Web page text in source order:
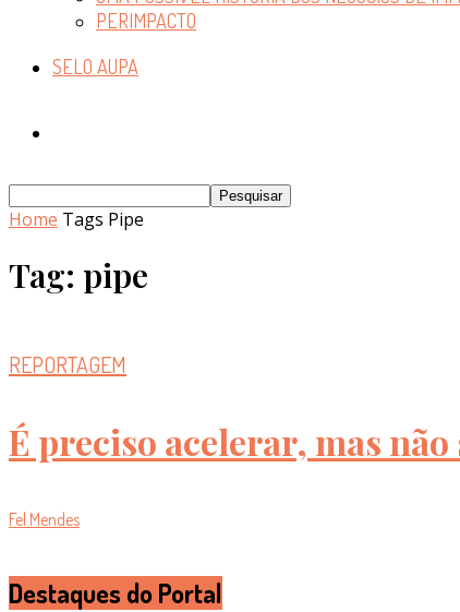
PERIMPACTO
SELO AUPA
Home Tags Pipe
Tag: pipe
REPORTAGEM
É preciso acelerar, mas
Fel Mendes
Destaques do Portal